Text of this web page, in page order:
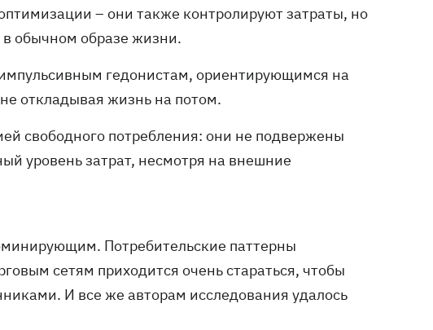
– они также контролируют затраты, но
обычном образе жизни.
гедонистам, ориентирующимся на
откладывая жизнь на потом.
свободного потребления: они не подвержены
уровень затрат, несмотря на внешние
Потребительские паттерны
сетям приходится очень стараться, чтобы
И все же авторам исследования удалось